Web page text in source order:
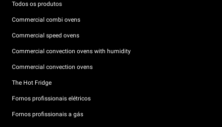
Todos os produtos
Commercial combi ovens
Commercial speed ovens
Commercial convection ovens with humidity
Commercial convection ovens
The Hot Fridge
Fornos profissionais elétricos
Fornos profissionais a gás